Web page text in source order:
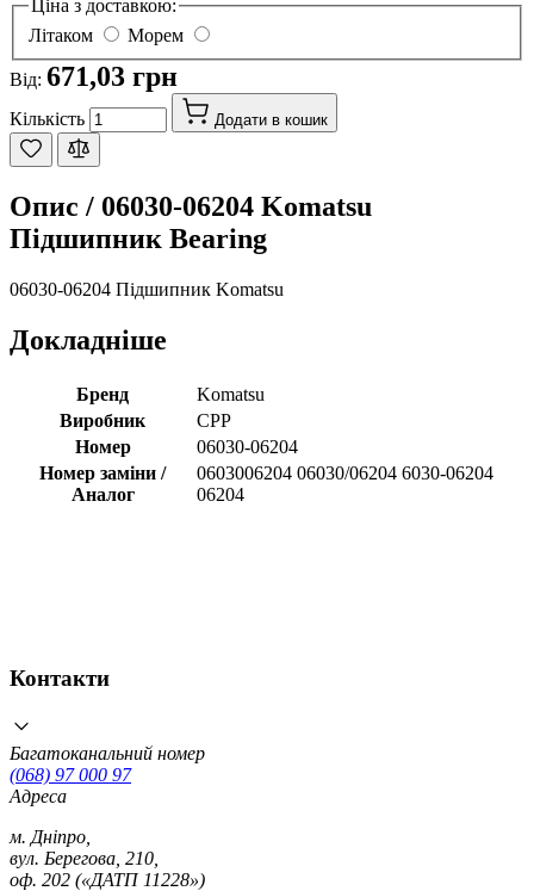
Ціна з доставкою:
Літаком
Морем
Від: 671,03 грн
Кількість Додати в кошик
Опис / 06030-06204 Komatsu
Підшипник Bearing
06030-06204 Підшипник Komatsu
Докладніше
Бренд
Komatsu
Виробник
CPP
Номер
06030-06204
Номер заміни /
Аналог
0603006204 06030/06204 6030-06204
06204
Контакти
Багатоканальний номер
(068) 97 000 97
Адреса
м. Дніпро,
вул. Берегова, 210,
оф. 202 («ДАТП 11228»)